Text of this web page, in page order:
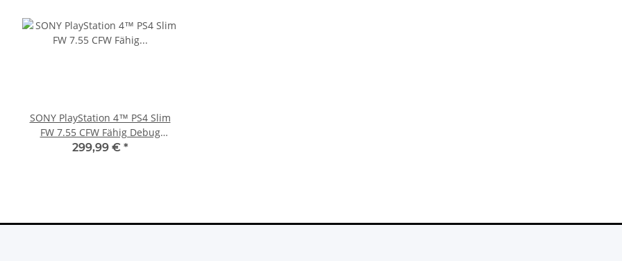
SONY PlayStation 4™ PS4 Slim
FW 7.55 CFW Fähig Debug
Settings - 500GB CUH-2016A
299,99 € *